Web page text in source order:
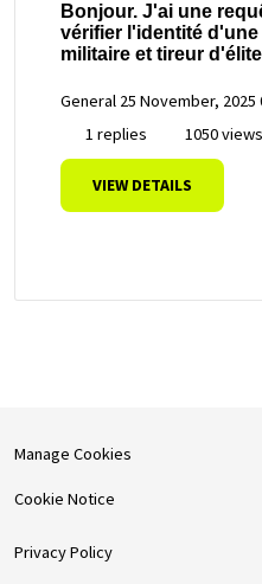
Bonjour. J'ai une
vérifier l'identité
militaire et tireur
General 25 November, 2025
1 replies
1050 views
VIEW DETAILS
Manage Cookies
Cookie Notice
Privacy Policy